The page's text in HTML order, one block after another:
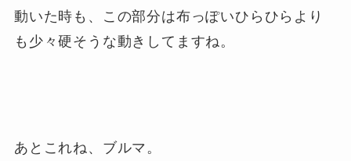
動いた時も、この部分は布っぽいひらひらより
も少々硬そうな動きしてますね。
あとこれね、ブルマ。